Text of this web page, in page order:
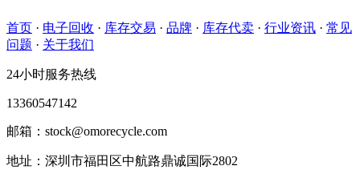
首页 · 电子回收 · 库存交易 · 品牌 · 库存代卖 · 行业资讯 · 常见
问题 · 关于我们
24小时服务热线
13360547142
邮箱：stock@omorecycle.com
地址：深圳市福田区中航路鼎诚国际2802